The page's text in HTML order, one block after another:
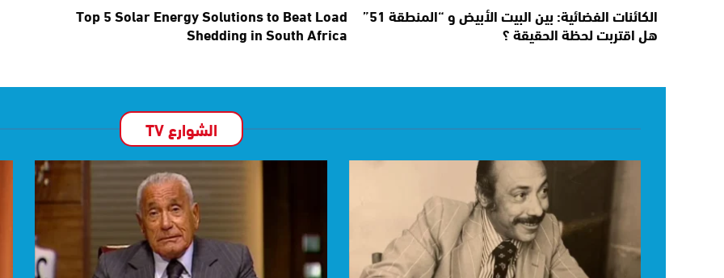
الكائنات الفضائية: بين البيت الأبيض و “المنطقة 51”
هل اقتربت لحظة الحقيقة ؟
Top 5 Solar Energy Solutions to Beat Load
Shedding in South Africa
الشوارع TV